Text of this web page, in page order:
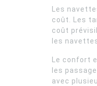
Les
coût. Les
coût
les
Le confort
les
avec